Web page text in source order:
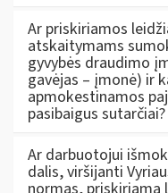
Ar priskiriamos
atskaitymams
gyvybės draudimo
gavėjas – įmonė) ir
apmokestinamos
pasibaigus sutarčiai?
Ar darbuotojui
dalis, viršijanti